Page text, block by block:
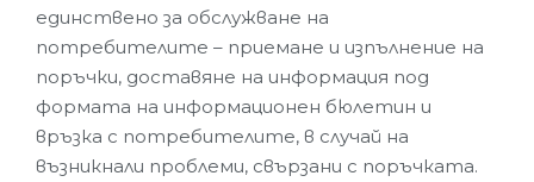
единствено за обслужване на
потребителите – приемане и изпълнение на
поръчки, доставяне на информация под
формата на информационен бюлетин и
връзка с потребителите, в случай на
възникнали проблеми, свързани с поръчката.